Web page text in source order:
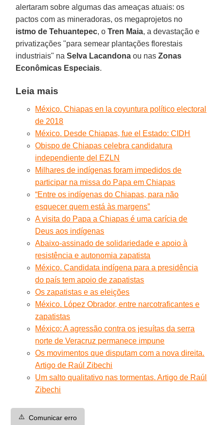
alertaram sobre algumas das ameaças atuais: os
pactos com as mineradoras, os megaprojetos no
istmo de Tehuantepec, oTren Maia, a devastação e
privatizações "para semear plantações florestais
industriais" naSelva Lacandona ou nasZonas
Econômicas Especiais.
Leia mais
México. Chiapas en la coyuntura político electoral
de 2018
México. Desde Chiapas, fue el Estado: CIDH
Obispo de Chiapas celebra candidatura
independiente del EZLN
Milhares de indígenas foram impedidos de
participar na missa do Papa em Chiapas
“Entre os indígenas do Chiapas, para não
esquecer quem está às margens”
A visita do Papa a Chiapas é uma carícia de
Deus aos indígenas
Abaixo-assinado de solidariedade e apoio à
resistência e autonomia zapatista
México. Candidata indígena para a presidência
do país tem apoio de zapatistas
Os zapatistas e as eleições
México. López Obrador, entre narcotraficantes e
zapatistas
México: A agressão contra os jesuítas da serra
norte de Veracruz permanece impune
Os movimentos que disputam com a nova direita.
Artigo de Raúl Zibechi
Um salto qualitativo nas tormentas. Artigo de Raúl
Zibechi
⚠️ Comunicar erro